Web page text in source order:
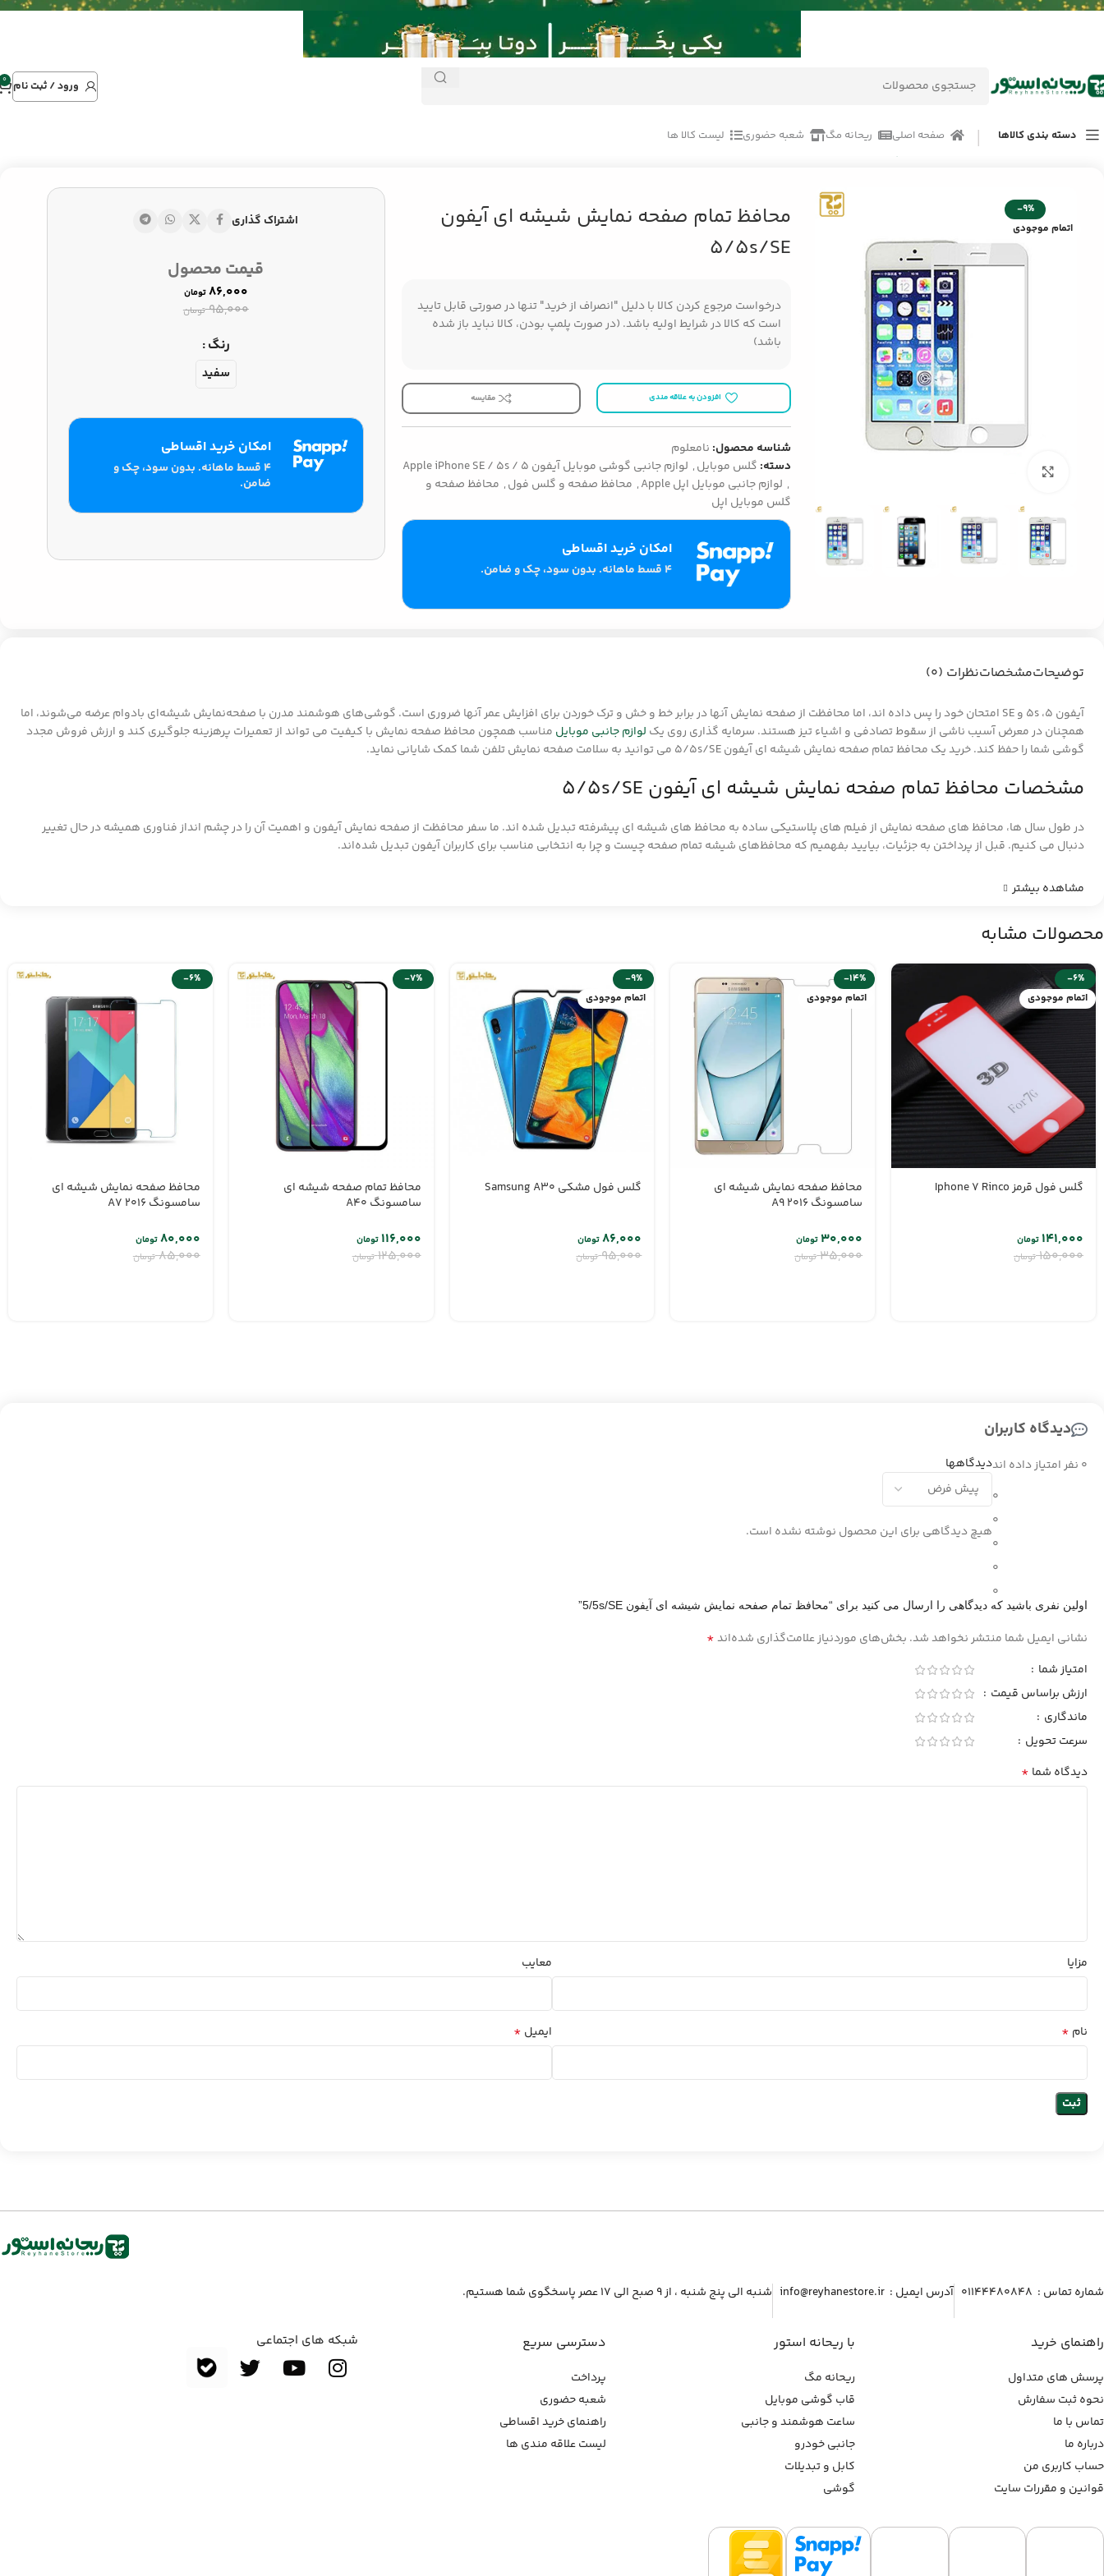
ورود / ثبت نام 0
دسته بندی کالاها صفحه اصلی ریحانه مگ شعبه حضوری لیست کالا ها
لوازم جانبی موبایل اپل Apple
-9%
اتمام موجودی
محافظ تمام صفحه نمایش شیشه ای آیفون
5/5s/SE
درخواست مرجوع کردن کالا با دلیل "انصراف از خرید" تنها در صورتی قابل تایید
است که کالا در شرایط اولیه باشد. (در صورت پلمپ بودن، کالا نباید باز شده
باشد)
افزودن به علاقه مندی مقایسه
شناسه محصول: نامعلوم
دسته: گلس موبایل, لوازم جانبی گوشی موبایل آیفون Apple iPhone SE / 5s / 5
, لوازم جانبی موبایل اپل Apple , محافظ صفحه و گلس فول, محافظ صفحه و
گلس موبایل اپل
امکان خرید اقساطی
۴ قسط ماهانه. بدون سود، چک و ضامن.
اشتراک گذاری
قیمت محصول
۹۵,۰۰۰ تومان
۸۶,۰۰۰تومان
رنگ
سفید
امکان خرید اقساطی
۴ قسط ماهانه. بدون سود، چک و
ضامن.
توضیحاتمشخصاتنظرات (0)
آیفون 5، 5s و SE امتحان خود را پس داده اند، اما محافظت از صفحه نمایش آنها در برابر خط و خش و ترک خوردن برای افزایش عمر آنها ضروری است. گوشی‌های هوشمند مدرن با صفحه‌نمایش شیشه‌ای بادوام عرضه می‌شوند، اما
همچنان در معرض آسیب ناشی از سقوط تصادفی و اشیاء تیز هستند. سرمایه گذاری روی یک لوازم جانبی موبایل مناسب همچون محافظ صفحه نمایش با کیفیت می تواند از تعمیرات پرهزینه جلوگیری کند و ارزش فروش مجدد
گوشی شما را حفظ کند. خرید یک محافظ تمام صفحه نمایش شیشه ای آیفون 5/5s/SE می توانید به سلامت صفحه نمایش تلفن شما کمک شایانی نماید.
مشخصات محافظ تمام صفحه نمایش شیشه ای آیفون 5/5s/SE
در طول سال ها، محافظ های صفحه نمایش از فیلم های پلاستیکی ساده به محافظ های شیشه ای پیشرفته تبدیل شده اند. ما سفر محافظت از صفحه نمایش آیفون و اهمیت آن را در چشم انداز فناوری همیشه در حال تغییر
دنبال می کنیم. قبل از پرداختن به جزئیات، بیایید بفهمیم که محافظ‌های شیشه تمام صفحه چیست و چرا به انتخابی مناسب برای کاربران آیفون تبدیل شده‌اند.
مشاهده بیشتر
محصولات مشابه
-6%
اتمام موجودی
گلس فول قرمز Iphone 7 Rinco
۱۵۰,۰۰۰ تومان
۱۴۱,۰۰۰ تومان
-14%
اتمام موجودی
محافظ صفحه نمایش شیشه ای
سامسونگ A9 2016
۳۵,۰۰۰ تومان
۳۰,۰۰۰تومان
-9%
اتمام موجودی
گلس فول مشکی Samsung A30
۹۵,۰۰۰ تومان
۸۶,۰۰۰ تومان
-7%
محافظ تمام صفحه شیشه ای
سامسونگ A40
۱۲۵,۰۰۰ تومان
۱۱۶,۰۰۰ تومان
-6%
محافظ صفحه نمایش شیشه ای
سامسونگ A7 2016
۸۵,۰۰۰ تومان
۸۰,۰۰۰تومان
دیدگاه کاربران
0 نفر امتیاز داده اند
0
0
0
0
0
دیدگاهها
هیچ دیدگاهی برای این محصول نوشته نشده است.
اولین نفری باشید که دیدگاهی را ارسال می کنید برای “محافظ تمام صفحه نمایش شیشه ای آیفون 5/5s/SE”
نشانی ایمیل شما منتشر نخواهد شد. بخش‌های موردنیاز علامت‌گذاری شده‌اند*
امتیاز شما
ارزش براساس قیمت
ماندگاری
سرعت تحویل
دیدگاه شما *
مزایا معایب
نام * ایمیل *
شماره تماس :‌ ۰۱۱۴۴۴۸۰۸۴۸ آدرس ایمیل :‌ info@reyhanestore.ir شنبه الی پنج شنبه ، از ۹ صبح الی ۱۷ عصر پاسخگوی شما هستیم.
راهنمای خرید
پرسش های متداول
نحوه ثبت سفارش
تماس با ما
درباره ما
حساب کاربری من
قوانین و مقررات سایت
با ریحانه استور
ریحانه مگ
قاب گوشی موبایل
ساعت هوشمند و جانبی
جانبی خودرو
کابل و تبدیلات
گوشی
دسترسی سریع
پرداخت
شعبه حضوری
راهنمای خرید اقساطی
لیست علاقه مندی ها
شبکه های اجتماعی